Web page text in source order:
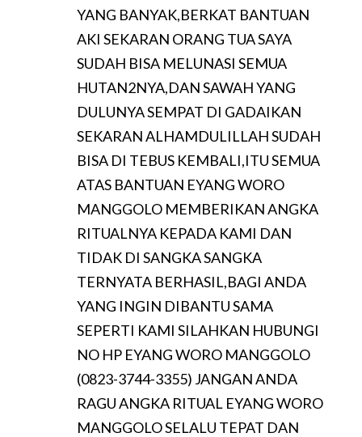
YANG BANYAK,BERKAT BANTUAN
AKI SEKARAN ORANG TUA SAYA
SUDAH BISA MELUNASI SEMUA
HUTAN2NYA,DAN SAWAH YANG
DULUNYA SEMPAT DI GADAIKAN
SEKARAN ALHAMDULILLAH SUDAH
BISA DI TEBUS KEMBALI,ITU SEMUA
ATAS BANTUAN EYANG WORO
MANGGOLO MEMBERIKAN ANGKA
RITUALNYA KEPADA KAMI DAN
TIDAK DI SANGKA SANGKA
TERNYATA BERHASIL,BAGI ANDA
YANG INGIN DIBANTU SAMA
SEPERTI KAMI SILAHKAN HUBUNGI
NO HP EYANG WORO MANGGOLO
(0823-3744-3355) JANGAN ANDA
RAGU ANGKA RITUAL EYANG WORO
MANGGOLO SELALU TEPAT DAN